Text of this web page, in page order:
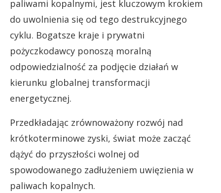
paliwami kopalnymi, jest kluczowym krokiem
do uwolnienia się od tego destrukcyjnego
cyklu. Bogatsze kraje i prywatni
pożyczkodawcy ponoszą moralną
odpowiedzialność za podjęcie działań w
kierunku globalnej transformacji
energetycznej.
Przedkładając zrównoważony rozwój nad
krótkoterminowe zyski, świat może zacząć
dążyć do przyszłości wolnej od
spowodowanego zadłużeniem uwięzienia w
paliwach kopalnych.